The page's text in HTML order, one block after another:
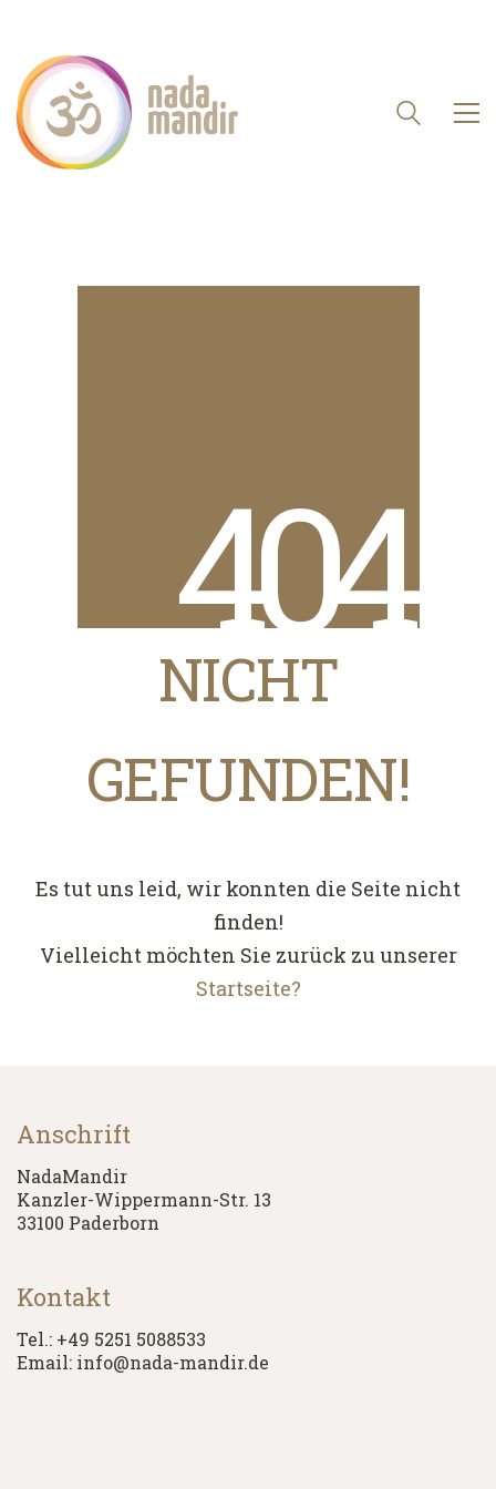
404
NICHT
GEFUNDEN!
Es tut uns leid, wir konnten die Seite nicht
finden!
Vielleicht möchten Sie zurück zu unserer
Startseite?
Anschrift
NadaMandir
Kanzler-Wippermann-Str. 13
33100 Paderborn
Kontakt
Tel.: +49 5251 5088533
Email: info@nada-mandir.de